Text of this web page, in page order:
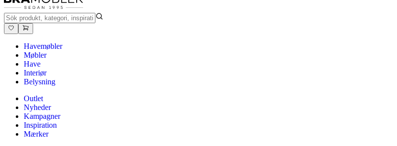
Havemøbler
Møbler
Have
Interiør
Belysning
Outlet
Nyheder
Kampagner
Inspiration
Mærker